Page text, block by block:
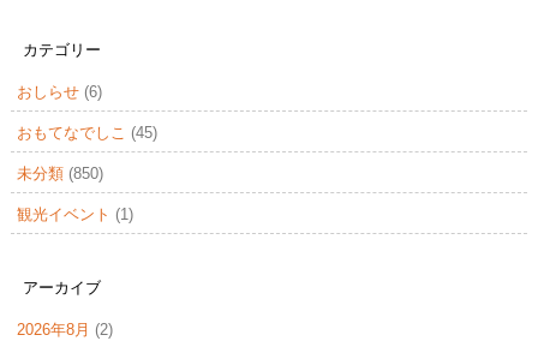
カテゴリー
おしらせ(6)
おもてなでしこ (45)
未分類(850)
観光イベント (1)
アーカイブ
2026年8月 (2)